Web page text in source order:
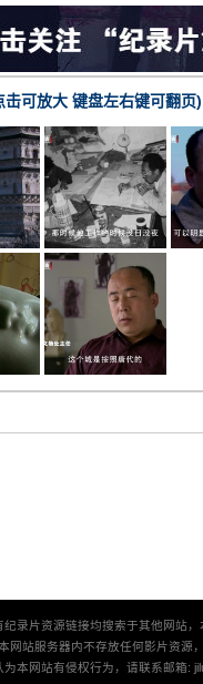
击可放大 键盘左右键可翻页)
纪录片资源链接均搜索于其他网站
网站服务器内不存放任何影片资源
为本网站有侵权行为，请联系邮箱: